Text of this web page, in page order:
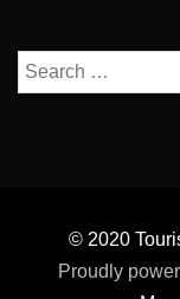
Search
for:
© 2020
Proudly